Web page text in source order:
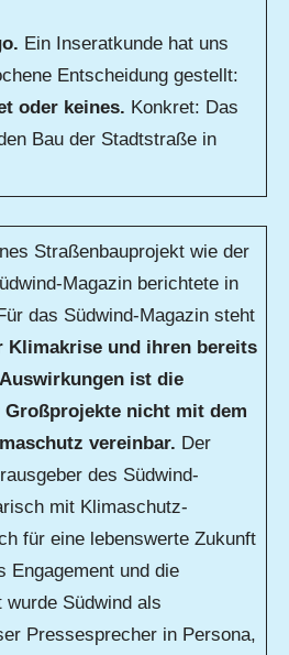
Ein Inseratkunde hat uns
Entscheidung gestellt:
oder keines. Konkret: Das
Bau der Stadtstraße in
Straßenbauprojekt wie der
Magazin berichtete in
das Südwind-Magazin steht
Klimakrise und ihren bereits
ist die
nicht mit dem
vereinbar. Der
des Südwind-
mit Klimaschutz-
für eine lebenswerte Zukunft
Engagement und die
wurde Südwind als
Pressesprecher in Persona,